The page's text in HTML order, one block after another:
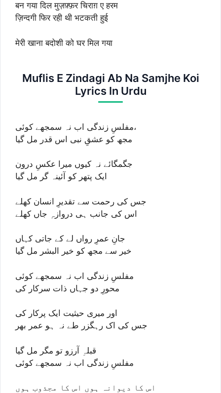
बन गया दिल मुज़फ़्फ़र चिराग़ ए हरम
ज़िन्दगी फिर रही थी भटकती हुई
मेरी खाना बदोशी को घर मिल गया
Muflis E Zindagi Ab Na Samjhe Koi
Lyrics In Urdu
مفلسِ زندگی اب نہ سمجھے کوئی،
مجھ کو عشقِ نبی اس قدر مل گیا
جگمگائے نہ کیوں میرا عکسِ درون
ایک پتھر کو آئینہ گر مل گیا
جس کی رحمت سے تقدیرِ انسان کھلے
اس کی جانب ہی دروازہِ جاں کھلے
جانِ عمرِ رواں لے کے جاتی کہاں
خیر سے مجھ کو خیر البشر مل گیا
مفلسِ زندگی اب نہ سمجھے کوئی
محورِ دو جہاں ذات سرکار کی
اور میری حیثیت ایک پرکار کی
جس کی اک رہگزر طے نہ ہو عمر بھر
قبلہِ آرزو تو مگر مل گیا
مفلسِ زندگی اب نہ سمجھے کوئی
اس کا دیوانہ ہوں اس کا مجذوب ہوں